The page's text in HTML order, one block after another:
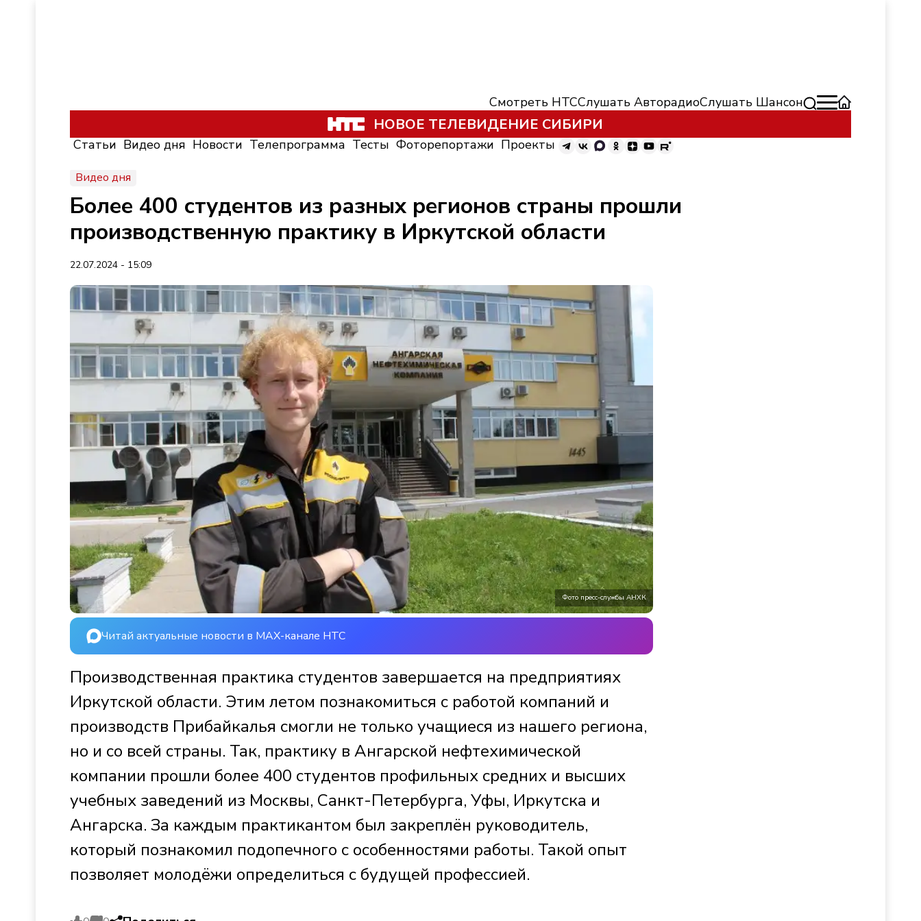
Смотреть НТССлушать АвторадиоСлушать Шансон
НОВОЕ ТЕЛЕВИДЕНИЕ СИБИРИ
Статьи Видео дня Новости Телепрограмма Тесты Фоторепортажи Проекты
Видео дня
Более 400 студентов из разных регионов страны прошли
производственную практику в Иркутской области
22.07.2024 - 15:09
Фото пресс-службы АНХК
Читай актуальные новости в MAX-канале НТС
Производственная практика студентов завершается на предприятиях
Иркутской области. Этим летом познакомиться с работой компаний и
производств Прибайкалья смогли не только учащиеся из нашего региона,
но и со всей страны. Так, практику в Ангарской нефтехимической
компании прошли более 400 студентов профильных средних и высших
учебных заведений из Москвы, Санкт-Петербурга, Уфы, Иркутска и
Ангарска. За каждым практикантом был закреплён руководитель,
который познакомил подопечного с особенностями работы. Такой опыт
позволяет молодёжи определиться с будущей профессией.